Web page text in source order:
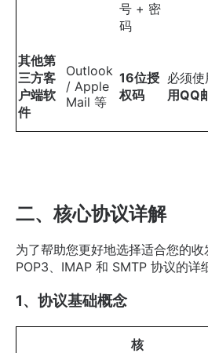
号 + 密
码
其他第
三方客
户端软
件
Outlook
/ Apple
Mail 等
16位授
权码
必须使
用QQ
二、核心协议详解
为了帮助您更好地选择适合您的
POP3、IMAP 和 SMTP 协议的详
1、协议基础概念
核